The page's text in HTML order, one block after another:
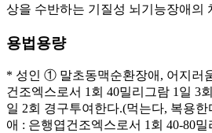
상을 수반하는 기질성 뇌기능장애의
용법용량
* 성인 ① 말초동맥순환장애, 어지러
건조엑스로서 1회 40밀리그람 1일 3
일 2회 경구투여한다.(먹는다, 복용
애 : 은행엽건조엑스로서 1회 40-80밀